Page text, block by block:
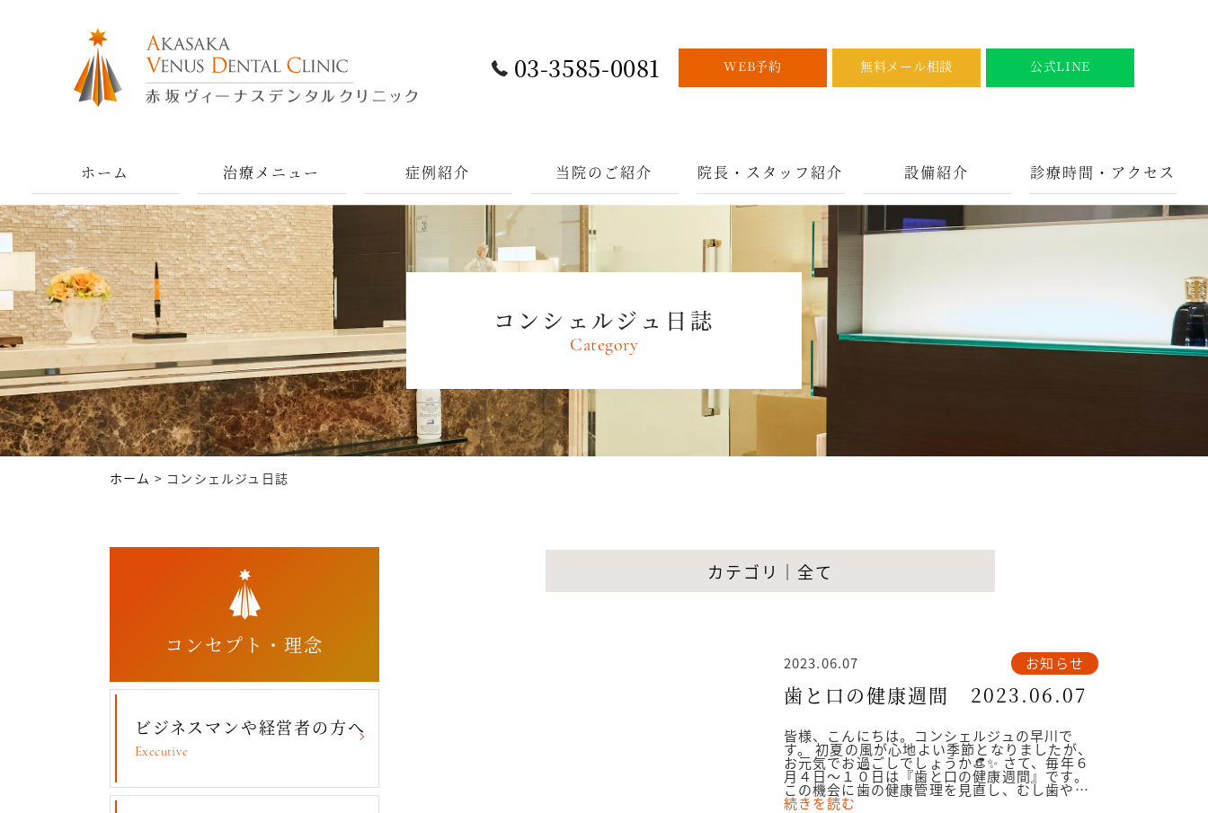
03-3585-0081 WEB予約 無料メール相談 公式LINE
ホーム 治療メニュー 症例紹介 当院のご紹介 院長・スタッフ紹介 設備紹介 診療時間・アクセス
コンシェルジュ日誌
Category
ホーム > コンシェルジュ日誌
カテゴリ｜全て
2023.06.07 お知らせ
歯と口の健康週間 2023.06.07
皆様、こんにちは。コンシェルジュの早川で
す。 初夏の風が心地よい季節となりましたが、
お元気でお過ごしでしょうか👒✨ さて、毎年６
月４日～１０日は『歯と口の健康週間』です。
この機会に歯の健康管理を見直し、むし歯や…
続きを読む
コンセプト・理念
ビジネスマンや経営者の方へ
Executive